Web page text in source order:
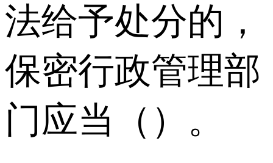
法给予处分的，
保密行政管理部
门应当（）。